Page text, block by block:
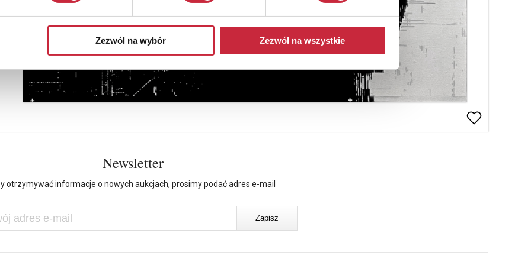
Zezwól na wybór Zezwól na wszystkie
Newsletter
otrzymywać informacje o nowych aukcjach, prosimy podać adres e-mail